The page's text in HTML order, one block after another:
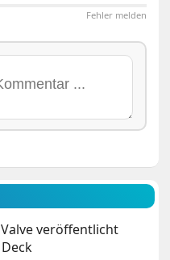
Fehler melden
Valve veröffentlicht